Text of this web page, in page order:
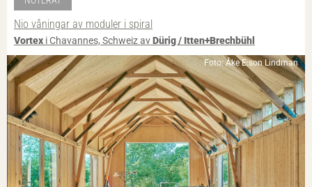
Nio våningar av moduler i spiral
Vortex i Chavannes, Schweiz avDürig / Itten+Brechbühl
Foto: Åke E:son Lindman